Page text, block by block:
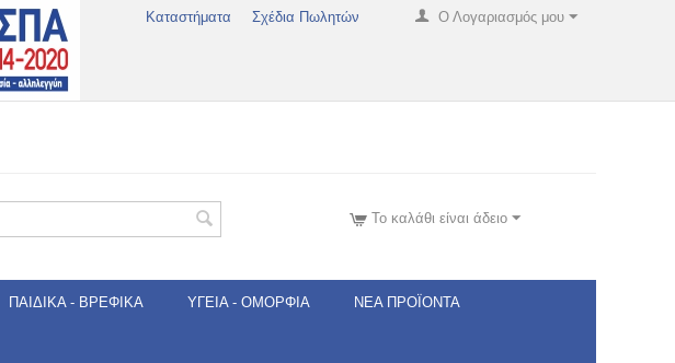
Ο Λογαριασμός μου
Καταστήματα Σχέδια Πωλητών
Το καλάθι είναι άδειο
ΠΑΙΔΙΚΆ - ΒΡΕΦΙΚΆ ΥΓΕΊΑ - ΟΜΟΡΦΙΆ ΝΈΑ ΠΡΟΪΌΝΤΑ